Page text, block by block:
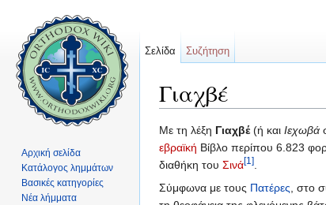
Γιαχβέ
Με τη λέξη Γιαχβέ(ή και Ιεχωβά
εβραϊκή Βίβλο περίπου 6.823
διαθήκη του Σινά[1].
Σύμφωνα με τους Πατέρες, στο
Σελίδα Συζήτηση
Αρχική σελίδα
Κατάλογος λημμάτων
Βασικές κατηγορίες
Νέα λήμματα